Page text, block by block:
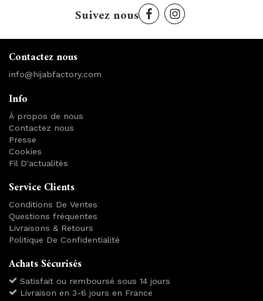
Suivez nous
Contactez nous
info@hijabfactory.com
Info
À propos de nous
Contactez nous
Presse
Cookies
Fil D'actualitès
Service Clients
Conditions De Ventes
Questions fréquentes
Livraisons & Retours
Politique De Confidentialité
Achats Sécurisés
Satisfait ou remboursé sous 14 jours
Livraison en 3-6 jours en France